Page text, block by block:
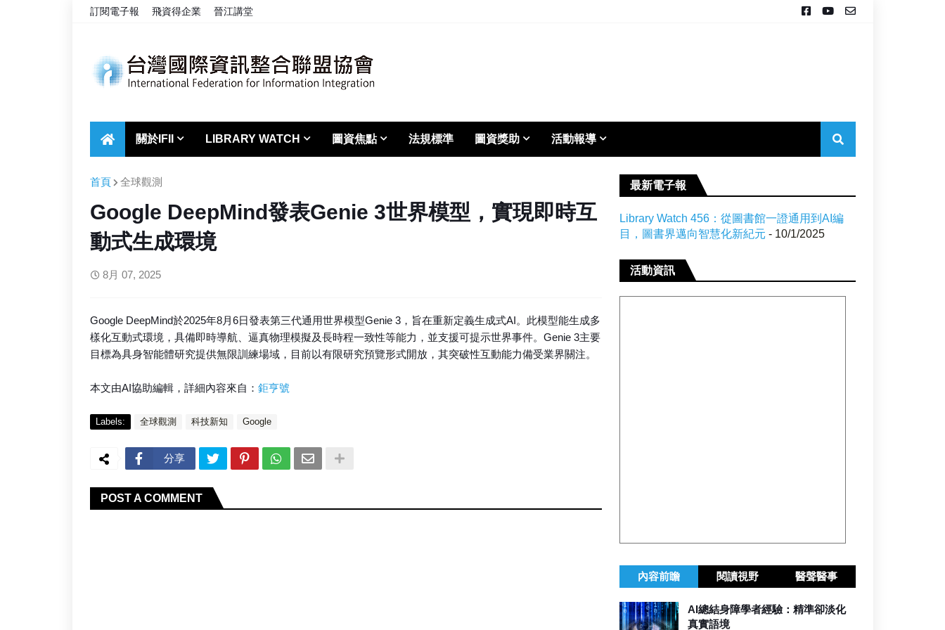
訂閱電子報 飛資得企業 晉江講堂
關於IFII LIBRARY WATCH 圖資焦點 法規標準 圖資獎助 活動報導
首頁 全球觀測
Google DeepMind發表Genie 3世界模型，實現即時互
動式生成環境
8月 07, 2025
Google DeepMind於2025年8月6日發表第三代通用世界模型Genie 3，旨在重新定義生成式AI。此模型能生成多
樣化互動式環境，具備即時導航、逼真物理模擬及長時程一致性等能力，並支援可提示世界事件。Genie 3主要
目標為具身智能體研究提供無限訓練場域，目前以有限研究預覽形式開放，其突破性互動能力備受業界關注。
本文由AI協助編輯，詳細內容來自： 鉅亨號
Labels: 全球觀測 科技新知 Google
分享
POST A COMMENT
最新電子報
Library Watch 456：從圖書館一證通用到AI編
目，圖書界邁向智慧化新紀元 - 10/1/2025
活動資訊
內容前瞻 閱讀視野 醫聲醫事
AI總結身障學者經驗：精準卻淡化
真實語境